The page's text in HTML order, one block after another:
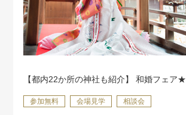
【都内22か所の神社も紹介】 和婚フェア★
参加無料 会場見学 相談会